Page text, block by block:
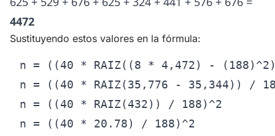
4472
Sustituyendo estos valores en la fórmula:
n = ((40 * RAIZ((8 * 4,472) -
n = ((40 * RAIZ(35,776 - 35,344)) /
n = ((40 * RAIZ(432)) / 188)^2
n = ((40 * 20.78) / 188)^2